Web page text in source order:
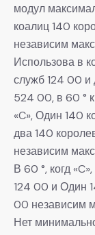
модул
коалиц 140
независим
Использова в
служб 124 00 и
524 00, в 60 ° к
«C», Один 140
два 140
независим
В 60 °, когд
124 00 и Один
00 независим
Нет